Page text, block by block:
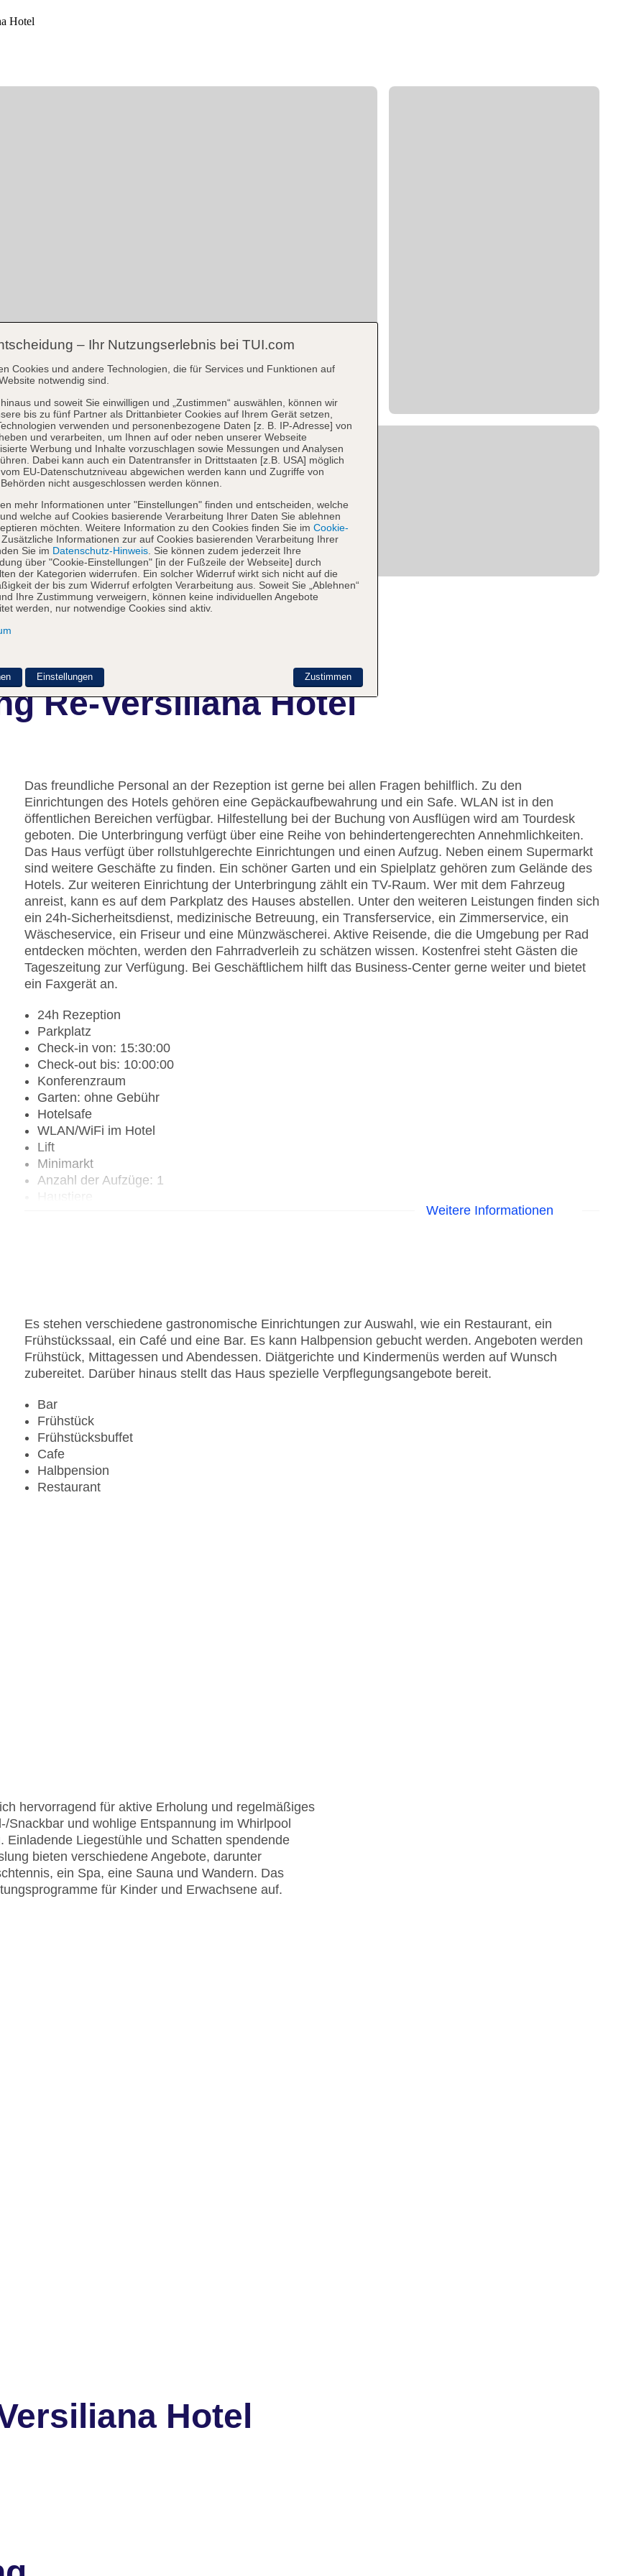
Re-Versiliana Hotel
Das freundliche Personal an der Rezeption ist gerne bei allen Fragen behilflich. Zu den
Einrichtungen des Hotels gehören eine Gepäckaufbewahrung und ein Safe. WLAN ist in den
öffentlichen Bereichen verfügbar. Hilfestellung bei der Buchung von Ausflügen wird am Tourdesk
geboten. Die Unterbringung verfügt über eine Reihe von behindertengerechten Annehmlichkeiten.
Das Haus verfügt über rollstuhlgerechte Einrichtungen und einen Aufzug. Neben einem Supermarkt
sind weitere Geschäfte zu finden. Ein schöner Garten und ein Spielplatz gehören zum Gelände des
Hotels. Zur weiteren Einrichtung der Unterbringung zählt ein TV-Raum. Wer mit dem Fahrzeug
anreist, kann es auf dem Parkplatz des Hauses abstellen. Unter den weiteren Leistungen finden sich
ein 24h-Sicherheitsdienst, medizinische Betreuung, ein Transferservice, ein Zimmerservice, ein
Wäscheservice, ein Friseur und eine Münzwäscherei. Aktive Reisende, die die Umgebung per Rad
entdecken möchten, werden den Fahrradverleih zu schätzen wissen. Kostenfrei steht Gästen die
Tageszeitung zur Verfügung. Bei Geschäftlichem hilft das Business-Center gerne weiter und bietet
ein Faxgerät an.
24h Rezeption
Parkplatz
Check-in von: 15:30:00
Check-out bis: 10:00:00
Konferenzraum
Garten: ohne Gebühr
Hotelsafe
WLAN/WiFi im Hotel
Lift
Minimarkt
Anzahl der Aufzüge: 1
Weitere Informationen
Es stehen verschiedene gastronomische Einrichtungen zur Auswahl, wie ein Restaurant, ein
Frühstückssaal, ein Café und eine Bar. Es kann Halbpension gebucht werden. Angeboten werden
Frühstück, Mittagessen und Abendessen. Diätgerichte und Kindermenüs werden auf Wunsch
zubereitet. Darüber hinaus stellt das Haus spezielle Verpflegungsangebote bereit.
Bar
Frühstück
Frühstücksbuffet
Cafe
Halbpension
Restaurant
hervorragend für aktive Erholung und regelmäßiges
und wohlige Entspannung im Whirlpool
Liegestühle und Schatten spendende
bieten verschiedene Angebote, darunter
ein Spa, eine Sauna und Wandern. Das
für Kinder und Erwachsene auf.
Hotel
– Ihr Nutzungserlebnis bei TUI.com
Cookies und andere Technologien, die für Services und Funktionen auf
notwendig sind.
und soweit Sie einwilligen und „Zustimmen“ auswählen, können wir
bis zu fünf Partner als Drittanbieter Cookies auf Ihrem Gerät setzen,
verwenden und personenbezogene Daten [z. B. IP-Adresse] von
und verarbeiten, um Ihnen auf oder neben unserer Webseite
Werbung und Inhalte vorzuschlagen sowie Messungen und Analysen
Dabei kann auch ein Datentransfer in Drittstaaten [z.B. USA] möglich
EU-Datenschutzniveau abgewichen werden kann und Zugriffe von
nicht ausgeschlossen werden können.
mehr Informationen unter "Einstellungen" finden und entscheiden, welche
welche auf Cookies basierende Verarbeitung Ihrer Daten Sie ablehnen
möchten. Weitere Information zu den Cookies finden Sie im Cookie-
. Zusätzliche Informationen zur auf Cookies basierenden Verarbeitung Ihrer
Sie im Datenschutz-Hinweis . Sie können zudem jederzeit Ihre
über "Cookie-Einstellungen" [in der Fußzeile der Webseite] durch
der Kategorien widerrufen. Ein solcher Widerruf wirkt sich nicht auf die
der bis zum Widerruf erfolgten Verarbeitung aus. Soweit Sie „Ablehnen“
Ihre Zustimmung verweigern, können keine individuellen Angebote
werden, nur notwendige Cookies sind aktiv.
Zustimmen
Einstellungen